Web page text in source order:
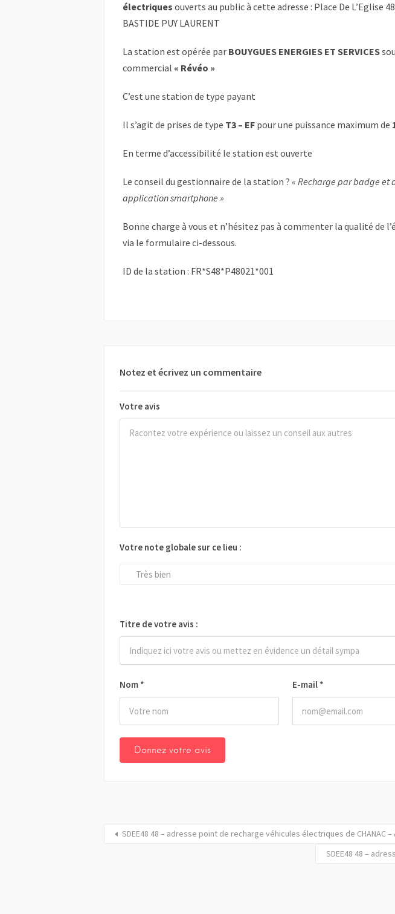
électriques ouverts au public à cette adresse : Place De L’Eglise
BASTIDE PUY LAURENT
La station est opérée par BOUYGUES ENERGIES ET SERVICES
commercial « Révéo »
C’est une station de type payant
Il s’agit de prises de type T3 – EF pour une puissance maximum de
En terme d’accessibilité le station est ouverte
Le conseil du gestionnaire de la station ? « Recharge par badge et
application smartphone »
Bonne charge à vous et n’hésitez pas à commenter la qualité de
via le formulaire ci-dessous.
ID de la station : FR*S48*P48021*001
Notez et écrivez un commentaire
Votre avis
Nom * E-mail *
Votre note globale sur ce lieu :
Très bien
Titre de votre avis :
SDEE48 48 – adresse point de recharge véhicules électriques de CHANAC –
SDEE48 48 –